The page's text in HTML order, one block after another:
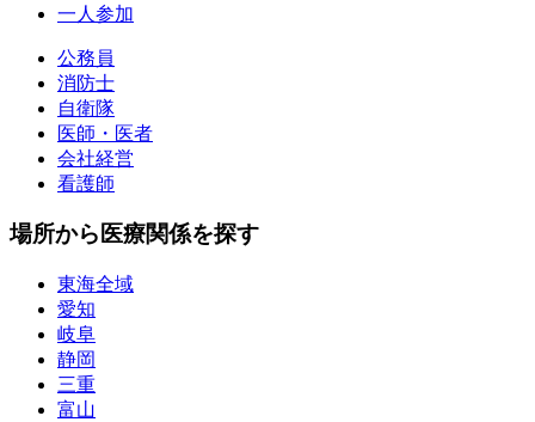
一人参加
公務員
消防士
自衛隊
医師・医者
会社経営
看護師
場所から医療関係を探す
東海全域
愛知
岐阜
静岡
三重
富山